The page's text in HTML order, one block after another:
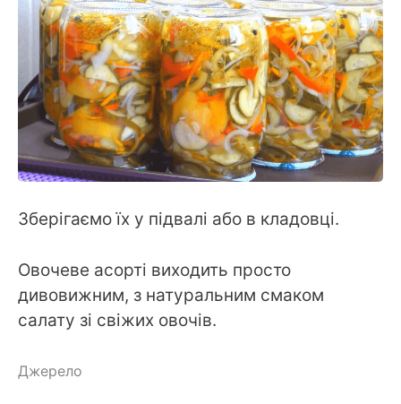
Зберігаємо їх у підвалі або в кладовці.
Овочеве асорті виходить просто
дивовижним, з натуральним смаком
салату зі свіжих овочів.
Джерело